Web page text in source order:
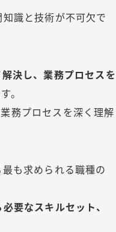
識と技術が不可欠で
決し、業務プロセスを
。
務プロセスを深く理解
も求められる職種の
要なスキルセット、